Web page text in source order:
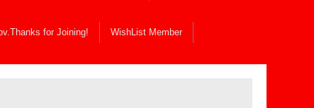
for Joining!
WishList Member